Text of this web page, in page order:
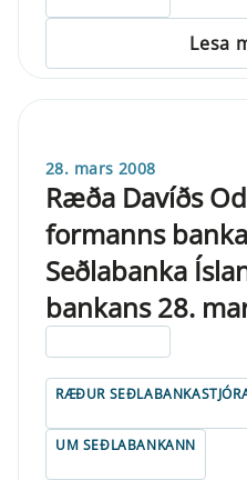
Lesa
28. mars 2008
Ræða Davíðs
formanns
Seðlabanka
bankans 28.
RÆÐUR
UM SEÐLABANKANN